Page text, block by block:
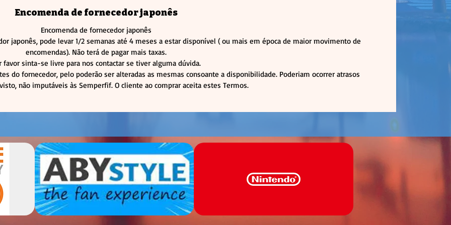
Encomenda de fornecedor japonês
Encomenda de fornecedor japonês
japonês, pode levar 1/2 semanas até 4 meses a estar disponível ( ou mais em época de maior movimento de
encomendas). Não terá de pagar mais taxas.
favor sinta-se livre para nos contactar se tiver alguma dúvida.
do fornecedor, pelo poderão ser alteradas as mesmas consoante a disponibilidade. Poderiam ocorrer atrasos
não imputáveis às Semperfif. O cliente ao comprar aceita estes Termos.